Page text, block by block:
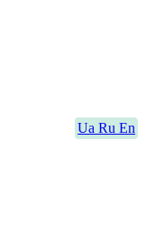
Ua Ru En